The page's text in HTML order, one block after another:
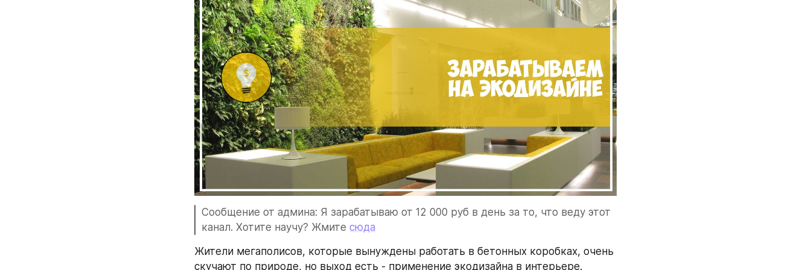
Сообщение от админа: Я зарабатываю от 12 000 руб в день за то, что веду этот
канал. Хотите научу? Жмите сюда
Жители мегаполисов, которые вынуждены работать в бетонных коробках, очень
скучают по природе, но выход есть - применение экодизайна в интерьере.